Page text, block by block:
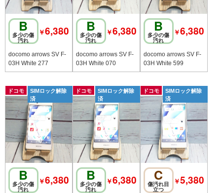
B
多少の傷
汚れ
￥6,380
docomo arrows SV F-
03H White 277
B
多少の傷
汚れ
￥6,380
docomo arrows SV F-
03H White 070
B
多少の傷
汚れ
￥6,380
docomo arrows SV F-
03H White 599
ドコモ
SIMロック解除
済
B
多少の傷
汚れ
￥6,380
ドコモ
SIMロック解除
済
B
多少の傷
汚れ
￥6,380
ドコモ
SIMロック解除
済
C
傷汚れ目
立つ
￥5,380